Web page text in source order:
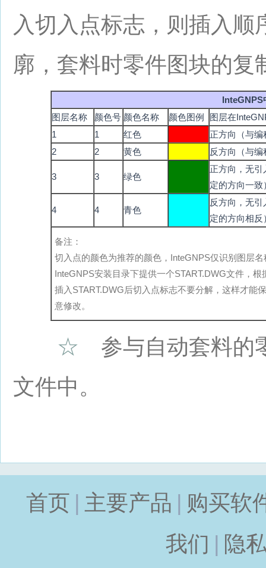
入切入点标志，则插入
廓，套料时零件图块的复
InteGNPS
图层名称
颜色号 颜色名称 颜色图例
图层在
1
1 红色
正方向（与
2
2 黄色 反方向（与
3 3 绿色
正方向，无
定的方向一致
4 4 青色
反方向，无
定的方向相反
备注：
切入点的颜色为推荐的颜色，InteGNPS仅识别图层
InteGNPS安装目录下提供一个START.DWG文件，
插入START.DWG后切入点标志不要分解，这样才能
意修改。
☆ 参与自动套料的
文件中。
首页 主要产品
购买软
我们
隐